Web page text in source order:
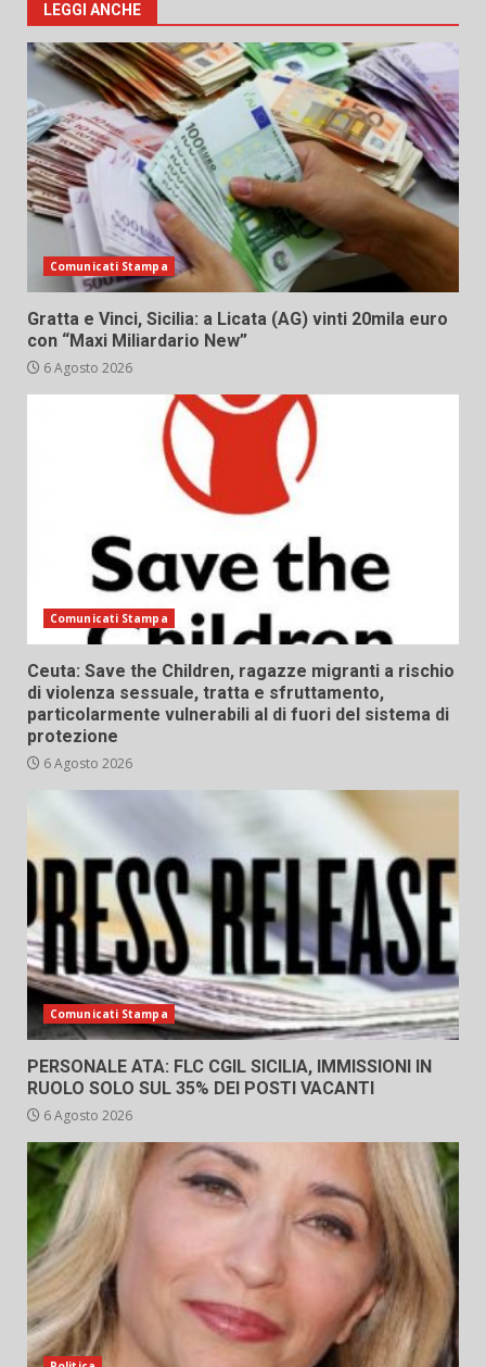
LEGGI ANCHE
Comunicati Stampa
Gratta e Vinci, Sicilia: a Licata (AG) vinti 20mila euro
con “Maxi Miliardario New”
6 Agosto 2026
Comunicati Stampa
Ceuta: Save the Children, ragazze migranti a rischio
di violenza sessuale, tratta e sfruttamento,
particolarmente vulnerabili al di fuori del sistema di
protezione
6 Agosto 2026
Comunicati Stampa
PERSONALE ATA: FLC CGIL SICILIA, IMMISSIONI IN
RUOLO SOLO SUL 35% DEI POSTI VACANTI
6 Agosto 2026